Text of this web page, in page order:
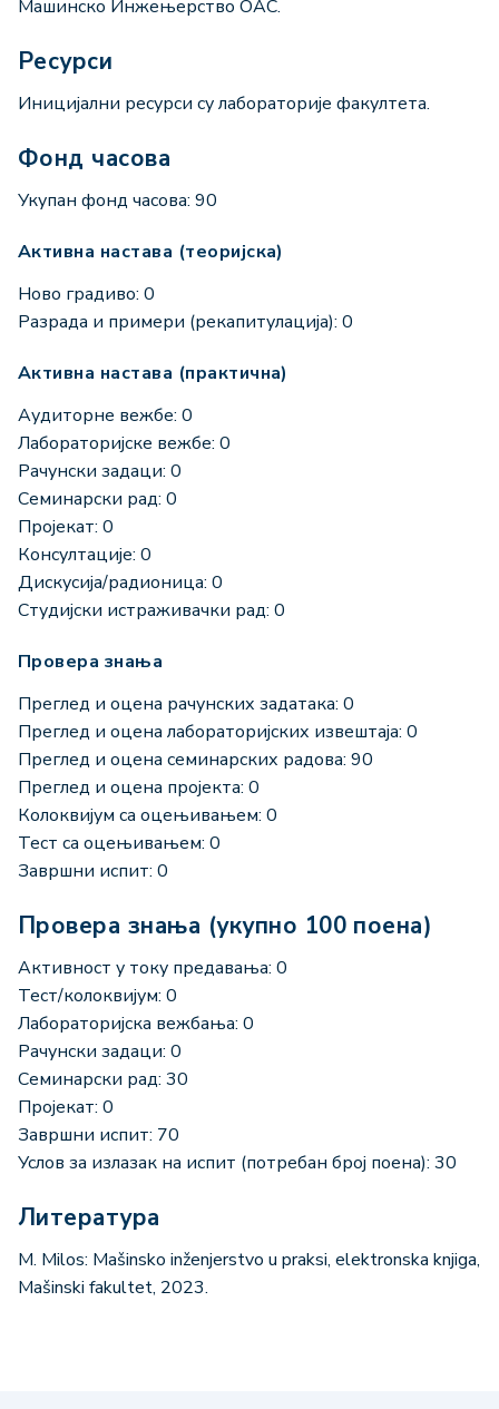
Машинско Инжењерство ОАС.
Ресурси
Иницијални ресурси су лабораторије факултета.
Фонд часова
Укупан фонд часова: 90
Активна настава (теоријска)
Ново градиво: 0
Разрада и примери (рекапитулација): 0
Активна настава (практична)
Аудиторне вежбе: 0
Лабораторијске вежбе: 0
Рачунски задаци: 0
Семинарски рад: 0
Пројекат: 0
Консултације: 0
Дискусија/радионица: 0
Студијски истраживачки рад: 0
Провера знања
Преглед и оцена рачунских задатака: 0
Преглед и оцена лабораторијских извештаја: 0
Преглед и оцена семинарских радова: 90
Преглед и оцена пројекта: 0
Колоквијум са оцењивањем: 0
Тест са оцењивањем: 0
Завршни испит: 0
Провера знања (укупно 100 поена)
Активност у току предавања: 0
Тест/колоквијум: 0
Лабораторијска вежбања: 0
Рачунски задаци: 0
Семинарски рад: 30
Пројекат: 0
Завршни испит: 70
Услов за излазак на испит (потребан број поена): 30
Литература
M. Мilos: Mašinsko inženjerstvo u praksi, elektronska knjiga,
Mašinski fakultet, 2023.